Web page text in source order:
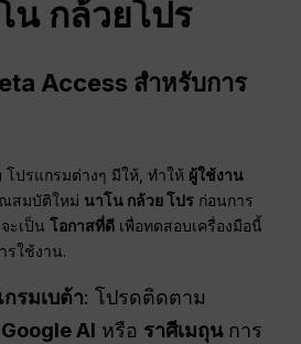
นกล้วยโปร
Access สำหรับการ
โปรแกรมต่างๆ มีให้, ทำให้ ผู้ใช้งาน
สมบัติใหม่ นาโน กล้วย โปร ก่อนการ
จะเป็นโอกาสที่ดี เพื่อทดสอบเครื่องมือนี้
รใช้งาน.
รมเบต้า: โปรดติดตาม
Google AI หรือ ราศีเมถุนการ